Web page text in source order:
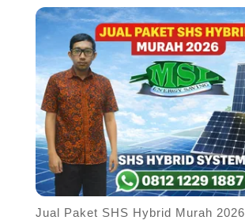
Jual Paket SHS Hybrid Murah 2026